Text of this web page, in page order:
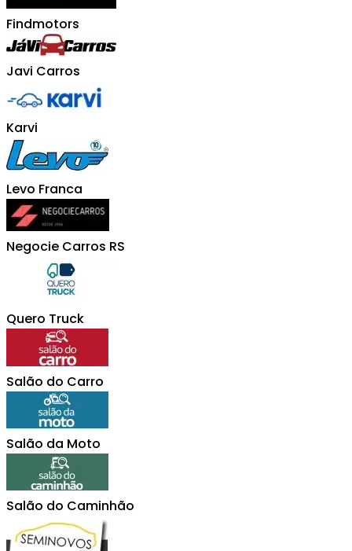
Findmotors
Javi Carros
Karvi
Levo Franca
Negocie Carros RS
Quero Truck
Salão do Carro
Salão da Moto
Salão do Caminhão